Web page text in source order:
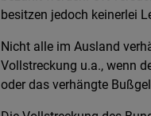
besitzen jedoch keinerlei
Nicht alle im Ausland
Vollstreckung u.a., wenn
oder das verhängte